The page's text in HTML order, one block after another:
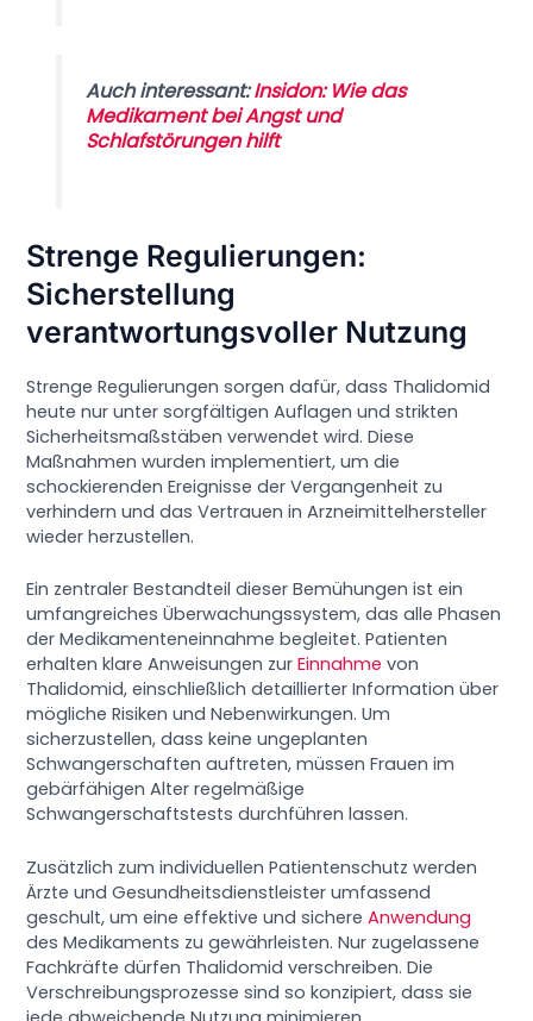
Auch interessant:Insidon: Wie das
Medikament bei Angst und
Schlafstörungen hilft
Strenge Regulierungen:
Sicherstellung
verantwortungsvoller Nutzung
Strenge Regulierungen sorgen dafür, dass Thalidomid
heute nur unter sorgfältigen Auflagen und strikten
Sicherheitsmaßstäben verwendet wird. Diese
Maßnahmen wurden implementiert, um die
schockierenden Ereignisse der Vergangenheit zu
verhindern und das Vertrauen in Arzneimittelhersteller
wieder herzustellen.
Ein zentraler Bestandteil dieser Bemühungen ist ein
umfangreiches Überwachungssystem, das alle Phasen
der Medikamenteneinnahme begleitet. Patienten
erhalten klare Anweisungen zurEinnahme von
Thalidomid, einschließlich detaillierter Information über
mögliche Risiken und Nebenwirkungen. Um
sicherzustellen, dass keine ungeplanten
Schwangerschaften auftreten, müssen Frauen im
gebärfähigen Alter regelmäßige
Schwangerschaftstests durchführen lassen.
Zusätzlich zum individuellen Patientenschutz werden
Ärzte und Gesundheitsdienstleister umfassend
geschult, um eine effektive und sichereAnwendung
des Medikaments zu gewährleisten. Nur zugelassene
Fachkräfte dürfen Thalidomid verschreiben. Die
Verschreibungsprozesse sind so konzipiert, dass sie